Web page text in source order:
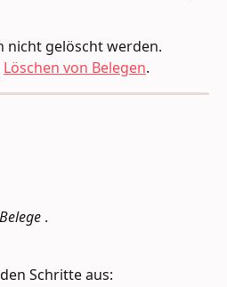
nicht gelöscht werden.
Löschen von Belegen.
Belege .
Schritte aus: